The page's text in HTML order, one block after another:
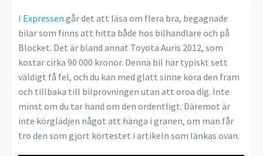
I Expressen går det att läsa om flera bra, begagnade
bilar som finns att hitta både hos bilhandlare och på
Blocket. Det är bland annat Toyota Auris 2012, som
kostar cirka 90 000 kronor. Denna bil har typiskt sett
väldigt få fel, och du kan med glatt sinne köra den fram
och tillbaka till bilprovningen utan att oroa dig. Inte
minst om du tar hand om den ordentligt. Däremot är
inte körglädjen något att hänga i granen, om man får
tro den som gjort körtestet i artikeln som länkas ovan.